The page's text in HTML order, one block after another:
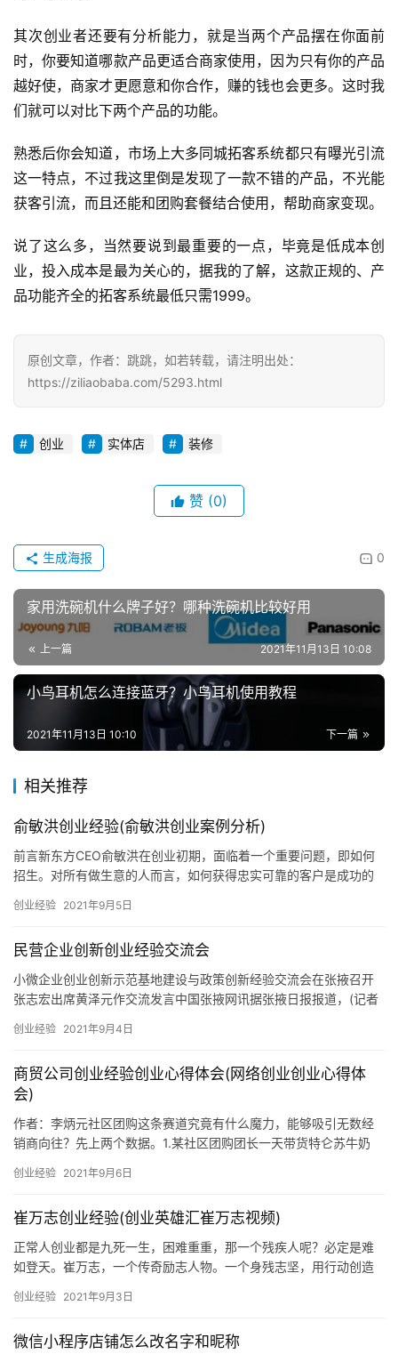
稿
诗
其次创业者还要有分析能力，就是当两个产品摆在你面前
时，你要知道哪款产品更适合商家使用，因为只有你的产品
越好使，商家才更愿意和你合作，赚的钱也会更多。这时我
们就可以对比下两个产品的功能。
熟悉后你会知道，市场上大多同城拓客系统都只有曝光引流
这一特点，不过我这里倒是发现了一款不错的产品，不光能
获客引流，而且还能和团购套餐结合使用，帮助商家变现。
说了这么多，当然要说到最重要的一点，毕竟是低成本创
业，投入成本是最为关心的，据我的了解，这款正规的、产
品功能齐全的拓客系统最低只需1999。
原创文章，作者：跳跳，如若转载，请注明出处：
https://ziliaobaba.com/5293.html
创业 实体店 装修
赞 (0)
0
生成海报
家用洗碗机什么牌子好？哪种洗碗机比较好用
上一篇 2021年11月13日 10:08
小鸟耳机怎么连接蓝牙？小鸟耳机使用教程
下一篇
2021年11月13日 10:10
相关推荐
俞敏洪创业经验(俞敏洪创业案例分析)
前言新东方CEO俞敏洪在创业初期，面临着一个重要问题，即如何
招生。对所有做生意的人而言，如何获得忠实可靠的客户是成功的
颈当时尽管俞敏洪在北京大大小小的马路边上贴上了招生广告，但
创业经验 2021年9月5日
民营企业创新创业经验交流会
小微企业创业创新示范基地建设与政策创新经验交流会在张掖召开
张志宏出席黄泽元作交流发言中国张掖网讯据张掖日报报道，(记者
平台”为主题的小微企业创业创新示范基地建设与政策创新经验交流
旨演讲、示范基地观摩，探讨基地建设扶持政策，分享示范城市成
功经验，共1
创业经验 2021年9月4日
商贸公司创业经验创业心得体会(网络创业创业心得体
会)
作者：李炳元社区团购这条赛道究竟有什么魔力，能够吸引无数经
销商向往？先上两个数据。1.某社区团购团长一天带货特仑苏牛奶
的量。这两个数据看着有点悬乎，甚至很多局外人都觉得不太可
创业经验 2021年9月6日
崔万志创业经验(创业英雄汇崔万志视频)
正常人创业都是九死一生，困难重重，那一个残疾人呢？必定是难
如登天。崔万志，一个传奇励志人物。一个身残志坚，用行动创造
年出生于安徽，出生的时候由于脐带绕颈而致使脑部缺氧，这也让
合肥浩强电子商务有限公司董事长，蝶恋服饰、雀之恋旗袍CEO，
创业经验 2021年9月3日
微信小程序店铺怎么改名字和昵称